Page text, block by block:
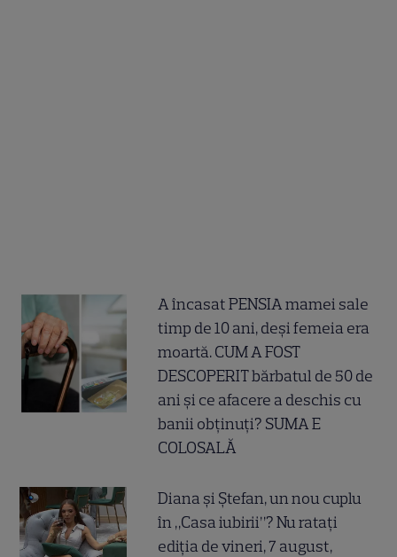
A încasat PENSIA mamei sale
timp de 10 ani, deși femeia era
moartă. CUM A FOST
DESCOPERIT bărbatul de 50 de
ani și ce afacere a deschis cu
banii obținuți? SUMA E
COLOSALĂ
Diana și Ștefan, un nou cuplu
în „Casa iubirii”? Nu ratați
ediția de vineri, 7 august,